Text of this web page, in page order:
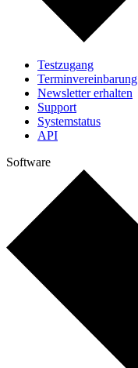
Testzugang
Terminvereinbarung
Newsletter erhalten
Support
Systemstatus
API
Software